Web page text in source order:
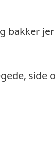
bakker jer
side